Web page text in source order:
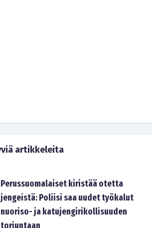
artikkeleita
Perussuomalaiset kiristää otetta
jengeistä: Poliisi saa uudet työkalut
nuoriso- ja katujengirikollisuuden
torjuntaan